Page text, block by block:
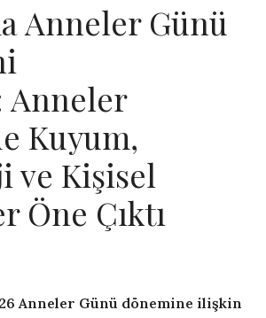
Anneler Günü
Anneler
Kuyum,
ve Kişisel
Öne Çıktı
Anneler Günü dönemine ilişkin